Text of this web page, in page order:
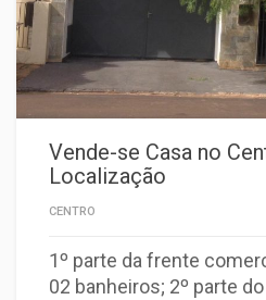
Vende-se Casa no
Localização
CENTRO
1º parte da frente
02 banheiros; 2º parte